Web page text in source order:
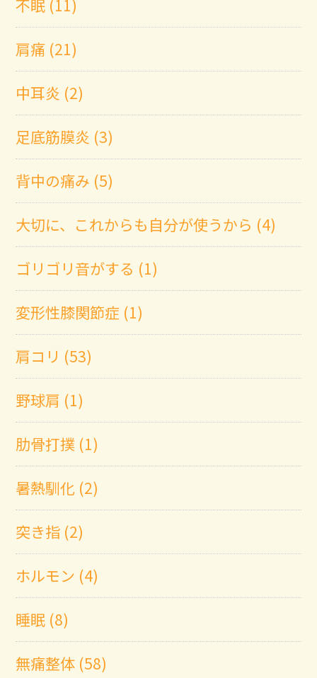
不眠 (11)
肩痛 (21)
中耳炎 (2)
足底筋膜炎 (3)
背中の痛み (5)
大切に、これからも自分が使うから (4)
ゴリゴリ音がする (1)
変形性膝関節症 (1)
肩コリ (53)
野球肩 (1)
肋骨打撲 (1)
暑熱馴化 (2)
突き指 (2)
ホルモン (4)
睡眠 (8)
無痛整体 (58)